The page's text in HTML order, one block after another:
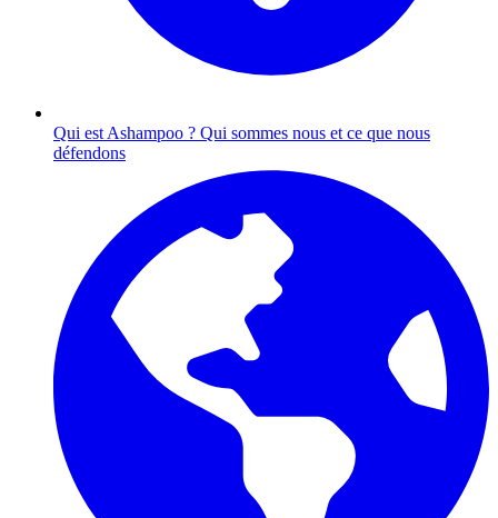
Qui est Ashampoo ? Qui sommes nous et ce que nous
défendons